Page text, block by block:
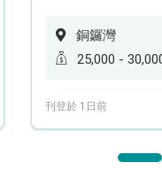
銅鑼灣
25,000 -
刊登於 1日前